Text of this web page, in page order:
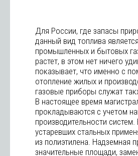
Для России, где запасы
данный вид топлива
промышленных и бытовых
растет, в этом нет ничего
показывает, что именно с
отопление жилых и
газовые приборы служат
В настоящее время
прокладываются с учетом
производительности
устаревших стальных
из полиэтилена. Надземная
значительные площади,